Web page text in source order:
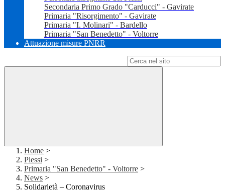
Secondaria Primo Grado "Carducci" - Gavirate
Primaria "Risorgimento" - Gavirate
Primaria "I. Molinari" - Bardello
Primaria "San Benedetto" - Voltorre
Attuazione misure PNRR
Home >
Plessi >
Primaria "San Benedetto" - Voltorre >
News >
Solidarietà – Coronavirus